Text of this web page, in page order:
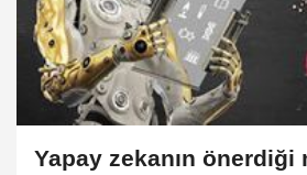
Yapay zekanın önerdiği